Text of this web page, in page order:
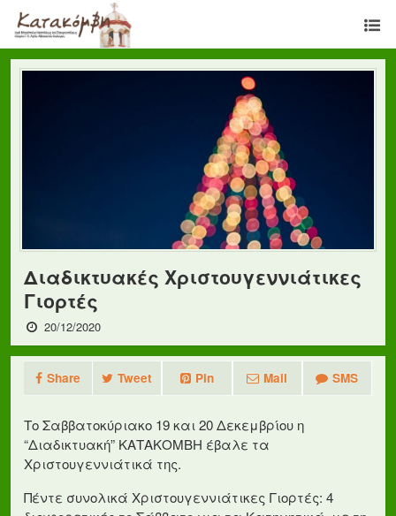
Διαδικτυακές Χριστουγεννιάτικες
Γιορτές
20/12/2020
Share Tweet Pin Mail SMS
Το Σαββατοκύριακο 19 και 20 Δεκεμβρίου η
“Διαδικτυακή” ΚΑΤΑΚΟΜΒΗ έβαλε τα
Χριστουγεννιάτικά της.
Πέντε συνολικά Χριστουγεννιάτικες Γιορτές: 4